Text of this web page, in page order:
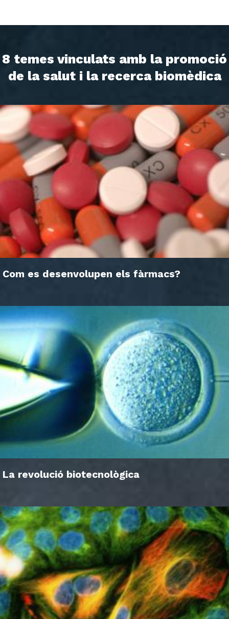
8 temes vinculats amb la promoció
de la salut i la recerca biomèdica
Com es desenvolupen els fàrmacs?
La revolució biotecnològica